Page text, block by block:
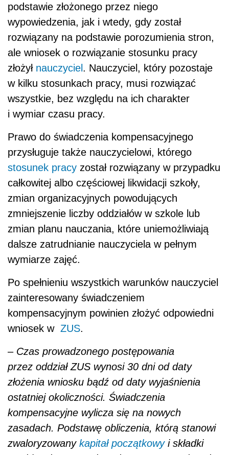
podstawie złożonego przez niego
wypowiedzenia, jak i wtedy, gdy został
rozwiązany na podstawie porozumienia stron,
ale wniosek o rozwiązanie stosunku pracy
złożył nauczyciel. Nauczyciel, który pozostaje
w kilku stosunkach pracy, musi rozwiązać
wszystkie, bez względu na ich charakter
i wymiar czasu pracy.
Prawo do świadczenia kompensacyjnego
przysługuje także nauczycielowi, którego
stosunek pracy został rozwiązany w przypadku
całkowitej albo częściowej likwidacji szkoły,
zmian organizacyjnych powodujących
zmniejszenie liczby oddziałów w szkole lub
zmian planu nauczania, które uniemożliwiają
dalsze zatrudnianie nauczyciela w pełnym
wymiarze zajęć.
Po spełnieniu wszystkich warunków nauczyciel
zainteresowany świadczeniem
kompensacyjnym powinien złożyć odpowiedni
wniosek w ZUS.
– Czas prowadzonego postępowania
przez oddział ZUS wynosi 30 dni od daty
złożenia wniosku bądź od daty wyjaśnienia
ostatniej okoliczności. Świadczenia
kompensacyjne wylicza się na nowych
zasadach. Podstawę obliczenia, którą stanowi
zwaloryzowany kapitał początkowyi składki